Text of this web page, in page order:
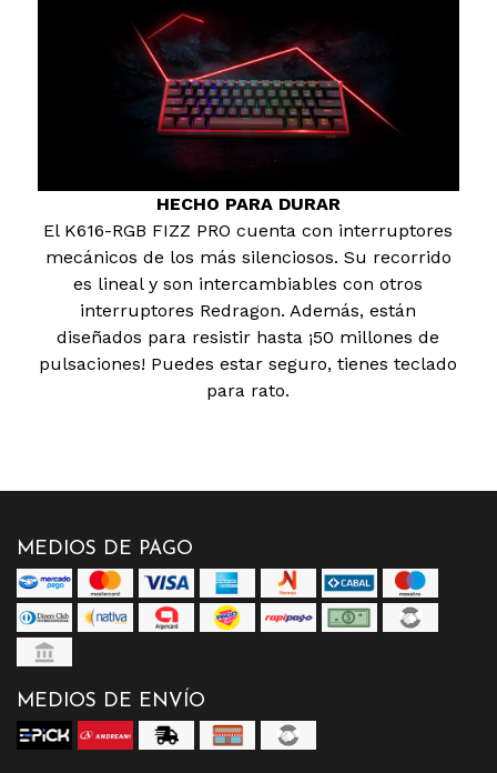
HECHO PARA DURAR
El K616-RGB FIZZ PRO cuenta con interruptores
mecánicos de los más silenciosos. Su recorrido
es lineal y son intercambiables con otros
interruptores Redragon. Además, están
diseñados para resistir hasta ¡50 millones de
pulsaciones! Puedes estar seguro, tienes teclado
para rato.
MEDIOS DE PAGO
MEDIOS DE ENVÍO